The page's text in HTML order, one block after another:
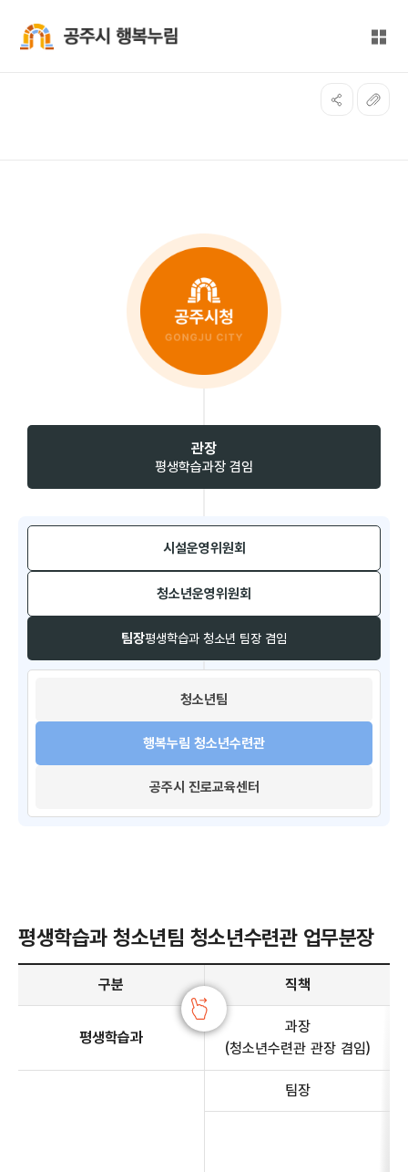
전체
관장
평생학습과장 겸임
시설운영위원회​
팀장평생학습과 청소년 팀장 겸임
청소년운영위원회​
청소년팀​
행복누림 청소년수련관
공주시 진로교육센터
평생학습과 청소년팀 청소년수련관 업무분장
평생학습과 청소년팀 청소년수련관 업무분장 안내 - 구분, 직책, 전화번호, 주요업무 정보 제공
구분
직책
평생학습과
과장
(청소년수련관 관장 겸임)
팀장